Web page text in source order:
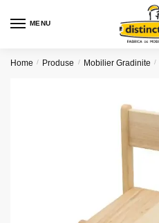
MENU
Home / Produse / Mobilier Gradinite /